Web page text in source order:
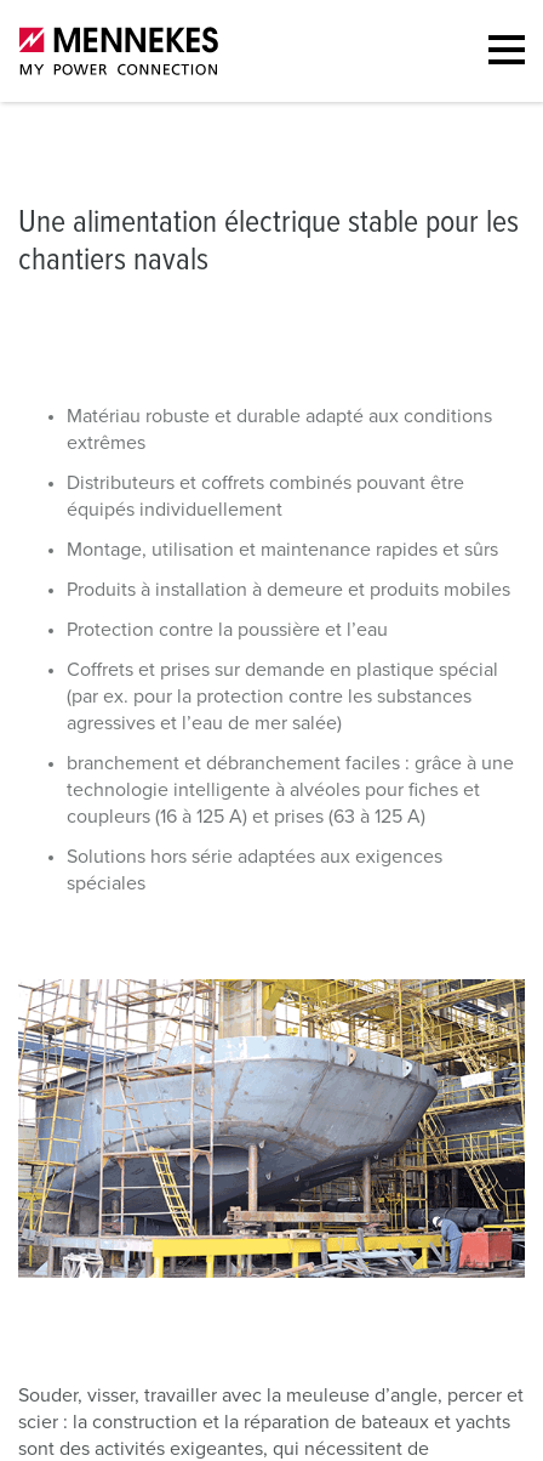
Alimentation électrique stable pour les chantiers navals
Une alimentation électrique stable pour les
chantiers navals
Matériau robuste et durable adapté aux conditions
extrêmes
Distributeurs et coffrets combinés pouvant être
équipés individuellement
Montage, utilisation et maintenance rapides et sûrs
Produits à installation à demeure et produits mobiles
Protection contre la poussière et l’eau
Coffrets et prises sur demande en plastique spécial
(par ex. pour la protection contre les substances
agressives et l’eau de mer salée)
branchement et débranchement faciles : grâce à une
technologie intelligente à alvéoles pour fiches et
coupleurs (16 à 125 A) et prises (63 à 125 A)
Solutions hors série adaptées aux exigences
spéciales
Souder, visser, travailler avec la meuleuse d’angle, percer et
scier : la construction et la réparation de bateaux et yachts
sont des activités exigeantes, qui nécessitent de